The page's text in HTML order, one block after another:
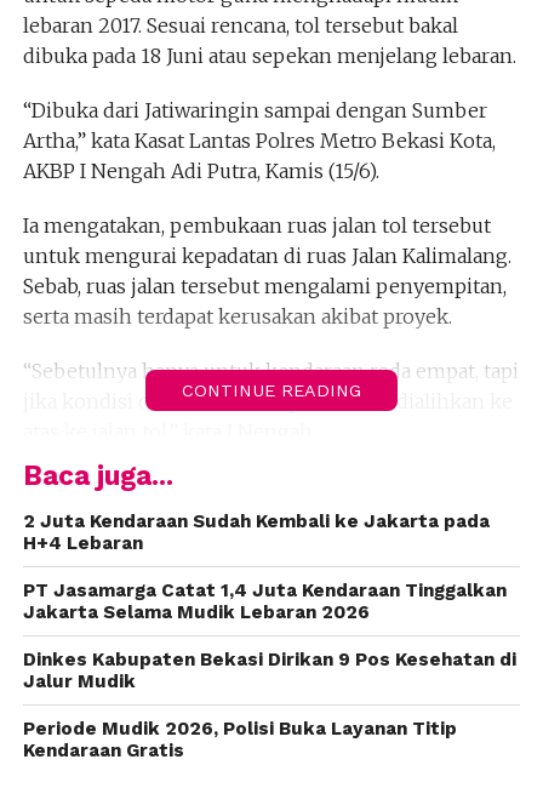
lebaran 2017. Sesuai rencana, tol tersebut bakal
dibuka pada 18 Juni atau sepekan menjelang lebaran.
“Dibuka dari Jatiwaringin sampai dengan Sumber
Artha,” kata Kasat Lantas Polres Metro Bekasi Kota,
AKBP I Nengah Adi Putra, Kamis (15/6).
Ia mengatakan, pembukaan ruas jalan tol tersebut
untuk mengurai kepadatan di ruas Jalan Kalimalang.
Sebab, ruas jalan tersebut mengalami penyempitan,
serta masih terdapat kerusakan akibat proyek.
“Sebetulnya hanya untuk kendaraan roda empat, tapi
jika kondisi di bawah macet parah akan dialihkan ke
Ia mengatakan, ruas tol yang dibuka untuk umum
hanya beberapa ratus meter saja yang berada di
wilayah Kota Bekasi. Adapun, di wilayah DKI Jakarta
dibuka.
“Naiknya nanti dari Jatiwaringin, kemudian
turunnya di Sumber Artha. Begitu juga sebaliknya
ketika arus balik,” ujarnya.(fiz)
CONTINUE READING
Baca juga...
2 Juta Kendaraan Sudah Kembali ke Jakarta pada
H+4 Lebaran
PT Jasamarga Catat 1,4 Juta Kendaraan Tinggalkan
Jakarta Selama Mudik Lebaran 2026
Dinkes Kabupaten Bekasi Dirikan 9 Pos Kesehatan di
Jalur Mudik
Periode Mudik 2026, Polisi Buka Layanan Titip
Kendaraan Gratis